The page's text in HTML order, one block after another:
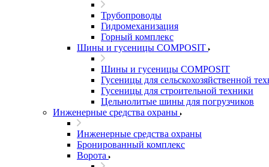
Трубопроводы
Гидромеханизация
Горный комплекс
Шины и гусеницы COMPOSIT
Шины и гусеницы COMPOSIT
Гусеницы для сельскохозяйственной
Гусеницы для строительной техники
Цельнолитые шины для погрузчиков
Инженерные средства охраны
Инженерные средства охраны
Бронированный комплекс
Ворота